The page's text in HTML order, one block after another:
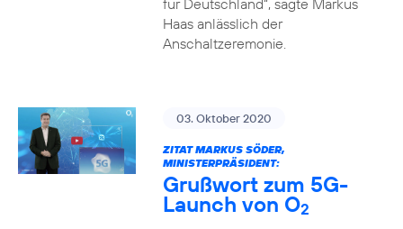
für Deutschland“, sagte Markus
Haas anlässlich der
Anschaltzeremonie.
03. Oktober 2020
ZITAT MARKUS SÖDER,
MINISTERPRÄSIDENT:
Grußwort zum 5G-
Launch von O2